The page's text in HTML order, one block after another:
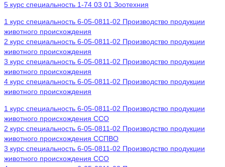
5 курс специальность 1-74 03 01 Зоотехния
1 курс специальность 6-05-0811-02 Производство продукции
животного происхождения
2 курс специальность 6-05-0811-02 Производство продукции
животного происхождения
3 курс специальность 6-05-0811-02 Производство продукции
животного происхождения
4 курс специальность 6-05-0811-02 Производство продукции
животного происхождения
1 курс специальность 6-05-0811-02 Производство продукции
животного происхождения ССО
2 курс специальность 6-05-0811-02 Производство продукции
животного происхождения ССПВО
3 курс специальность 6-05-0811-02 Производство продукции
животного происхождения ССО